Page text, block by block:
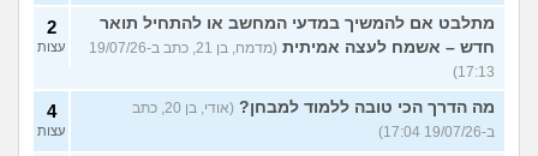
מתלבט אם להמשיך במדעי המחשב או להתחיל תואר
חדש – אשמח לעצה אמיתית
(מדמח, בן 21, כתב ב-19/07/26
17:13)
2
עצות
מה הדרך הכי טובה ללמוד למבחן?
(אודי, בן 20, כתב
ב-19/07/26 17:04)
4
עצות